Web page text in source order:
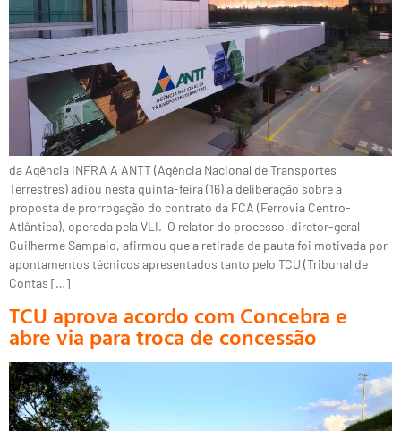
da Agência iNFRA A ANTT (Agência Nacional de Transportes
Terrestres) adiou nesta quinta-feira (16) a deliberação sobre a
proposta de prorrogação do contrato da FCA (Ferrovia Centro-
Atlântica), operada pela VLI. O relator do processo, diretor-geral
Guilherme Sampaio, afirmou que a retirada de pauta foi motivada por
apontamentos técnicos apresentados tanto pelo TCU (Tribunal de
Contas […]
TCU aprova acordo com Concebra e
abre via para troca de concessão